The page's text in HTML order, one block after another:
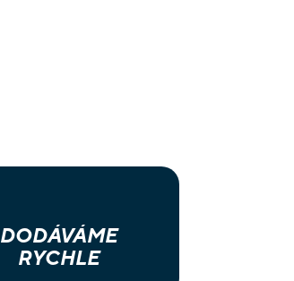
DODÁVÁME
RYCHLE